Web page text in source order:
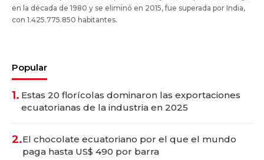
en la década de 1980 y se eliminó en 2015, fue superada por India,
con 1.425.775.850 habitantes.
Popular
1. Estas 20 florícolas dominaron las exportaciones
ecuatorianas de la industria en 2025
2.El chocolate ecuatoriano por el que el mundo
paga hasta US$ 490 por barra